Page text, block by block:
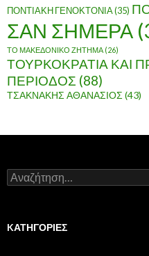
ΠΟΝΤΙΑΚΗ ΓΕΝΟΚΤΟΝΙΑ(35)
ΣΑΝ ΣΗΜΕΡΑ
ΤΟ ΜΑΚΕΔΟΝΙΚΟ ΖΗΤΗΜΑ (26)
ΤΟΥΡΚΟΚΡΑΤΙΑ ΚΑΙ
ΠΕΡΙΟΔΟΣ (88)
ΤΣΑΚΝΑΚΗΣ ΑΘΑΝΑΣΙΟΣ (43)
Α
ν
ή
KΑΤΗΓΟΡΊΕΣ